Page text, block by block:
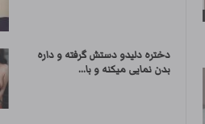
دختره دلیدو دستش گرفته و داره
بدن نمایی میکنه و با...